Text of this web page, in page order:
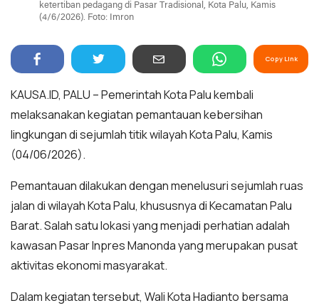
ketertiban pedagang di Pasar Tradisional, Kota Palu, Kamis
(4/6/2026). Foto: Imron
Copy Link
KAUSA.ID, PALU – Pemerintah Kota Palu kembali
melaksanakan kegiatan pemantauan kebersihan
lingkungan di sejumlah titik wilayah Kota Palu, Kamis
(04/06/2026).
Pemantauan dilakukan dengan menelusuri sejumlah ruas
jalan di wilayah Kota Palu, khususnya di Kecamatan Palu
Barat. Salah satu lokasi yang menjadi perhatian adalah
kawasan Pasar Inpres Manonda yang merupakan pusat
aktivitas ekonomi masyarakat.
Dalam kegiatan tersebut, Wali Kota Hadianto bersama